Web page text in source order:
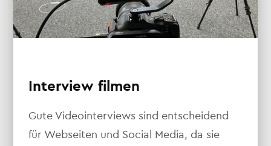
Interview filmen
Gute Videointerviews sind entscheidend
für Webseiten und Social Media, da sie